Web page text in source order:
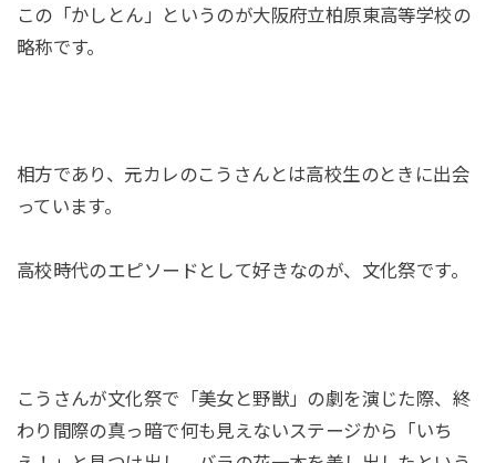
この「かしとん」というのが大阪府立柏原東高等学校の
略称です。
相方であり、元カレのこうさんとは高校生のときに出会
っています。
高校時代のエピソードとして好きなのが、文化祭です。
こうさんが文化祭で「美女と野獣」の劇を演じた際、終
わり間際の真っ暗で何も見えないステージから「いち